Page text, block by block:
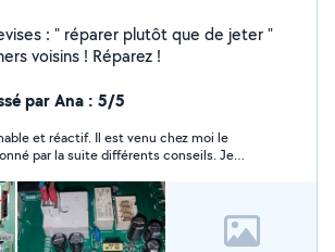
: " réparer plutôt que de jeter "
voisins ! Réparez !
par Ana : 5/5
et réactif. Il est venu chez moi le
par la suite différents conseils. Je